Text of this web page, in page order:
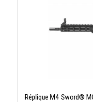
Réplique M4 Sword®